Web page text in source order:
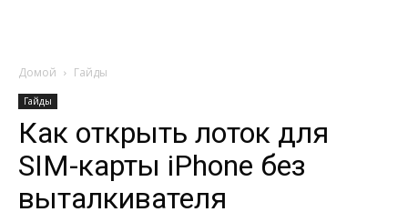
Домой Гайды
Гайды
Как открыть лоток для
SIM-карты iPhone без
выталкивателя